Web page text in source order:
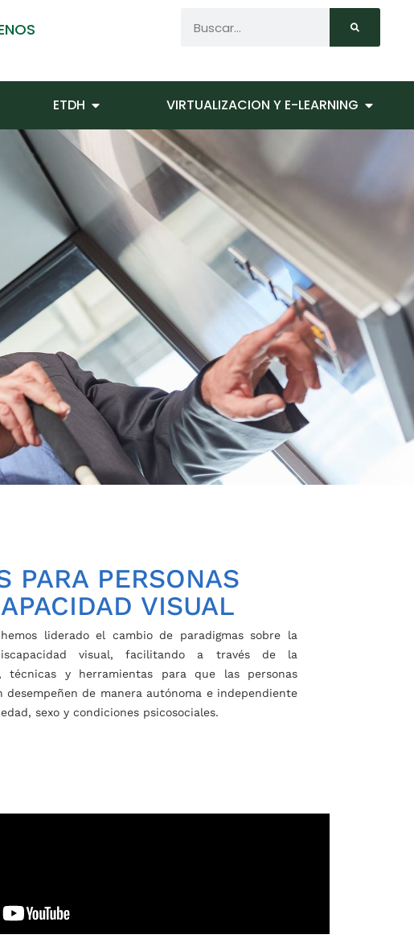
ETDH VIRTUALIZACION Y E-LEARNING
PARA PERSONAS
VISUAL
liderado el cambio de paradigmas sobre la
visual, facilitando a través de la
técnicas y herramientas para que las personas
desempeñen de manera autónoma e independiente
sexo y condiciones psicosociales.